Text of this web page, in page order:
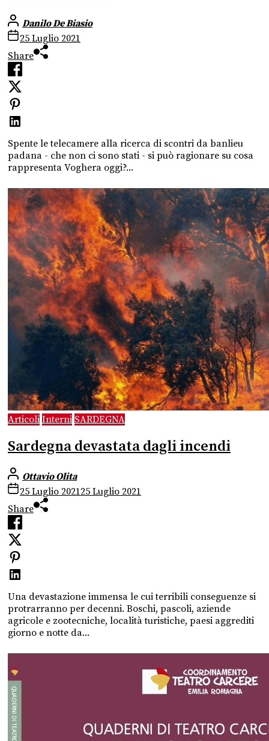
Danilo De Biasio
25 Luglio 2021
Share
Spente le telecamere alla ricerca di scontri da banlieu
padana - che non ci sono stati - si può ragionare su cosa
rappresenta Voghera oggi?...
Articoli Interni SARDEGNA
Sardegna devastata dagli incendi
Ottavio Olita
25 Luglio 202125 Luglio 2021
Share
Una devastazione immensa le cui terribili conseguenze si
protrarranno per decenni. Boschi, pascoli, aziende
agricole e zootecniche, località turistiche, paesi aggrediti
giorno e notte da...